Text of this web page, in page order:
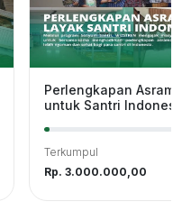
Perlengkapan
untuk Santri
Terkumpul
Rp. 3.000.000,00